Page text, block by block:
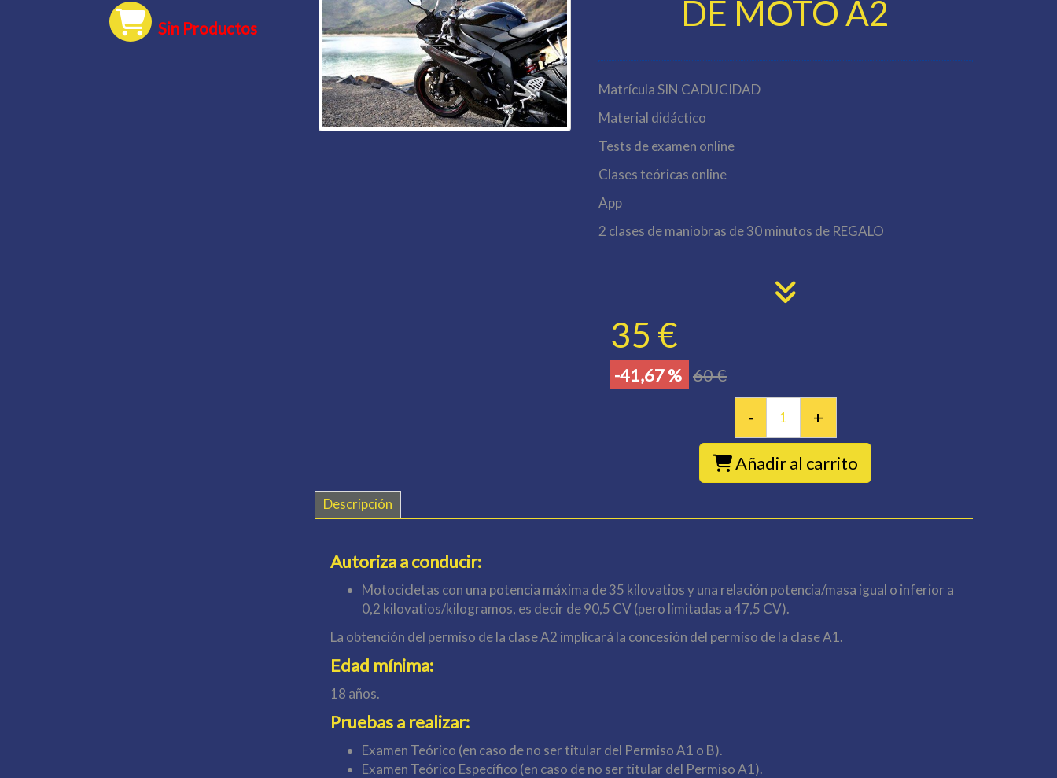
DE MOTO A2
Matrícula SIN CADUCIDAD
Material didáctico
Tests de examen online
Clases teóricas online
App
2 clases de maniobras de 30 minutos de REGALO
35 €
-41,67 % 60 €
-
+
Añadir al carrito
Descripción
Autoriza a conducir:
Motocicletas con una potencia máxima de 35 kilovatios y una relación potencia/masa igual o inferior a
0,2 kilovatios/kilogramos, es decir de 90,5 CV (pero limitadas a 47,5 CV).
La obtención del permiso de la clase A2 implicará la concesión del permiso de la clase A1.
Edad mínima:
18 años.
Pruebas a realizar:
Examen Teórico (en caso de no ser titular del Permiso A1 o B).
Examen Teórico Específico (en caso de no ser titular del Permiso A1).
Sin Productos